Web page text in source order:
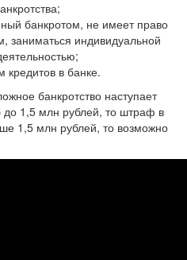
банкротом, не имеет право
заниматься индивидуальной
кредитов в банке.
банкротство наступает
до 1,5 млн рублей, то штраф в
1,5 млн рублей, то возможно